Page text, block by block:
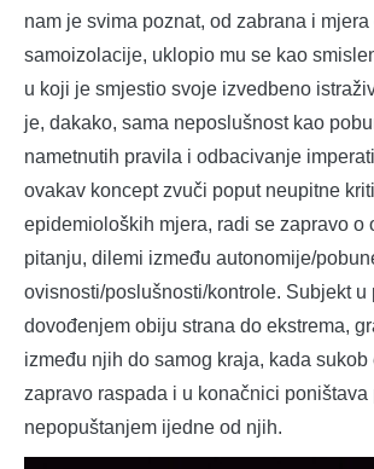
nam je svima poznat, od zabrana i
samoizolacije, uklopio mu se kao
u koji je smjestio svoje izvedbeno
je, dakako, sama neposlušnost kao
nametnutih pravila i odbacivanje
ovakav koncept zvuči poput neupitne
epidemioloških mjera, radi se zapravo o
pitanju, dilemi između autonomije/
ovisnosti/poslušnosti/kontrole. Subjekt u
dovođenjem obiju strana do ekstrema,
između njih do samog kraja, kada
zapravo raspada i u konačnici poništava
nepopuštanjem ijedne od njih.